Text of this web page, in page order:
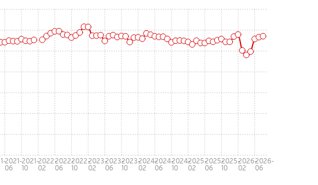
2021-
06
2021-
10
2022-
02
2022-
06
2022-
10
2023-
02
2023-
06
2023-
10
2024-
02
2024-
06
2024-
10
2025-
02
2025-
06
2025-
10
2026-
02
2026-
06